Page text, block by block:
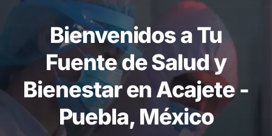
Bienvenidos a Tu
Fuente de Salud y
Bienestar en Acajete -
Puebla, México